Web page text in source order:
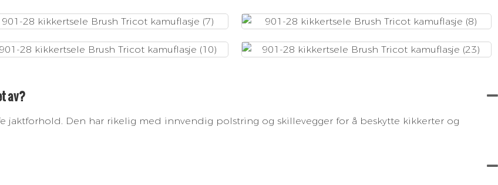
av?
jaktforhold. Den har rikelig med innvendig polstring og skillevegger for å beskytte kikkerter og